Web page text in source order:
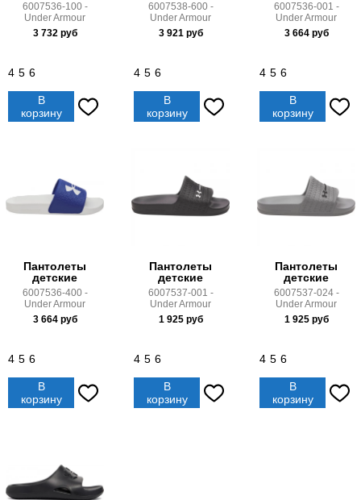
6007536-100 -
Under Armour
3 732руб
4 5 6
В
корзину
6007538-600 -
Under Armour
3 921руб
4 5 6
В
корзину
6007536-001 -
Under Armour
3 664руб
4 5 6
В
корзину
Пантолеты
детские
6007536-400 -
Under Armour
3 664руб
4 5 6
В
корзину
Пантолеты
детские
6007537-001 -
Under Armour
1 925руб
4 5 6
В
корзину
Пантолеты
детские
6007537-024 -
Under Armour
1 925руб
4 5 6
В
корзину